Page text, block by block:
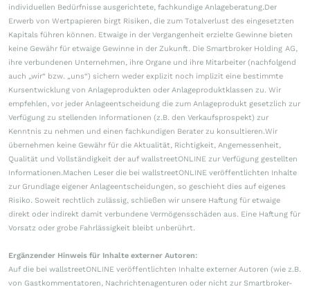
individuellen Bedürfnisse ausgerichtete, fachkundige Anlageberatung.Der
Erwerb von Wertpapieren birgt Risiken, die zum Totalverlust des eingesetzten
Kapitals führen können. Etwaige in der Vergangenheit erzielte Gewinne bieten
keine Gewähr für etwaige Gewinne in der Zukunft. Die Smartbroker Holding AG,
ihre verbundenen Unternehmen, ihre Organe und ihre Mitarbeiter (nachfolgend
auch „wir“ bzw. „uns“) sichern weder explizit noch implizit eine bestimmte
Kursentwicklung von Anlageprodukten oder Anlageproduktklassen zu. Wir
empfehlen, vor jeder Anlageentscheidung die zum Anlageprodukt gesetzlich zur
Verfügung zu stellenden Informationen (z.B. den Verkaufsprospekt) zur
Kenntnis zu nehmen und einen fachkundigen Berater zu konsultieren.Wir
übernehmen keine Gewähr für die Aktualität, Richtigkeit, Angemessenheit,
Qualität und Vollständigkeit der auf wallstreetONLINE zur Verfügung gestellten
Informationen.Machen Leser die bei wallstreetONLINE veröffentlichten Inhalte
zur Grundlage eigener Anlageentscheidungen, so geschieht dies auf eigenes
Risiko. Soweit rechtlich zulässig, schließen wir unsere Haftung für etwaige
direkt oder indirekt damit verbundene Vermögensschäden aus. Eine Haftung für
Vorsatz oder grobe Fahrlässigkeit bleibt unberührt.
Ergänzender Hinweis für Inhalte externer Autoren:
Auf die bei wallstreetONLINE veröffentlichten Inhalte externer Autoren (wie z.B.
von Gastkommentatoren, Nachrichtenagenturen oder nicht zur Smartbroker-